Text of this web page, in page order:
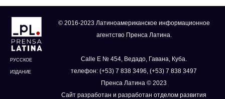
РУССКОЕ
ИЗДАНИЕ
© 2016-2023 Латиноамериканское информационное
агентство Пренса Латина.
Calle E № 454, Ведадо, Гавана, Куба.
телефон: (+53) 7 838 3496, (+53) 7 838 3497
Пренса Латина © 2023
Сайт разработан и разработан отделом развития